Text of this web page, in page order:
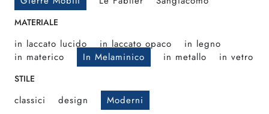
MATERIALE
in laccato lucido in laccato opaco
in legno
in materico
In Melaminico in metallo in vetro
STILE
classici design Moderni